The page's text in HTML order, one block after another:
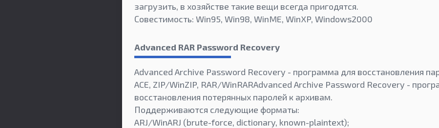
загрузить, в хозяйстве такие вещи всегда пригодятся.
Совестимость: Win95, Win98, WinME, WinXP, Windows2000
Advanced RAR Password Recovery
Advanced Archive Password Recovery - программа для восстановления
ACE, ZIP/WinZIP, RAR/WinRARAdvanced Archive Password Recovery -
восстановления потерянных паролей к архивам.
Поддерживаются следующие форматы:
ARJ/WinARJ (brute-force, dictionary, known-plaintext);